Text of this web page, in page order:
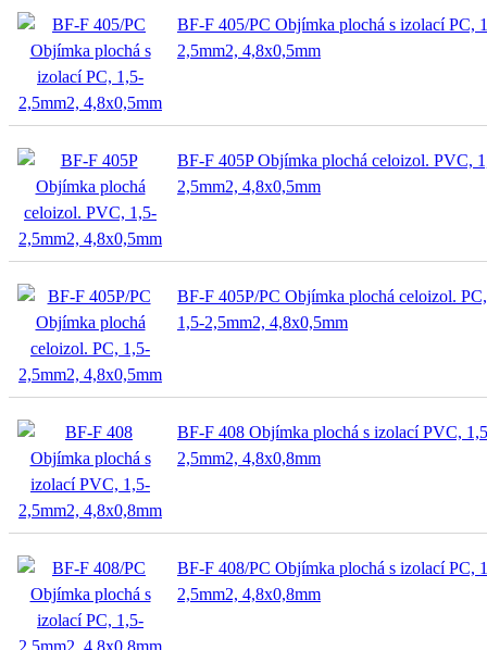
BF-F 405/PC Objímka plochá s izolací PC,
2,5mm2, 4,8x0,5mm
BF-F 405P Objímka plochá celoizol. PVC,
2,5mm2, 4,8x0,5mm
BF-F 405P/PC Objímka plochá celoizol. PC,
1,5-2,5mm2, 4,8x0,5mm
BF-F 408 Objímka plochá s izolací PVC,
2,5mm2, 4,8x0,8mm
BF-F 408/PC Objímka plochá s izolací PC,
2,5mm2, 4,8x0,8mm